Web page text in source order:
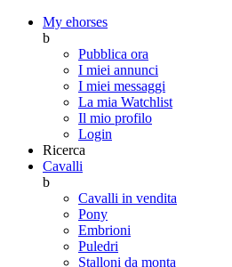
My ehorses
b
Pubblica ora
I miei annunci
I miei messaggi
La mia Watchlist
Il mio profilo
Login
Ricerca
Cavalli
b
Cavalli in vendita
Pony
Embrioni
Puledri
Stalloni da monta